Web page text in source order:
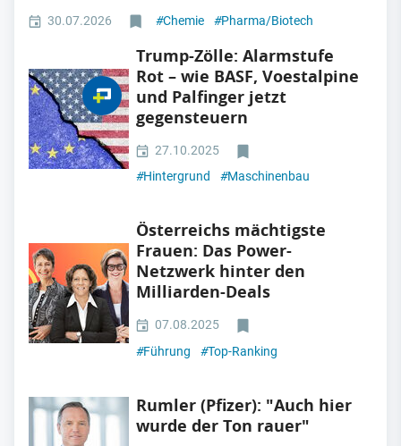
30.07.2026 #Chemie #Pharma/Biotech
Trump-Zölle: Alarmstufe
Rot – wie BASF, Voestalpine
und Palfinger jetzt
gegensteuern
27.10.2025
#Hintergrund #Maschinenbau
Österreichs mächtigste
Frauen: Das Power-
Netzwerk hinter den
Milliarden-Deals
07.08.2025
#Führung #Top-Ranking
Rumler (Pfizer): "Auch hier
wurde der Ton rauer"